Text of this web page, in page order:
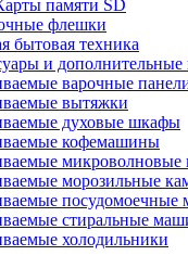
памяти SD
флешки
бытовая техника
и
варочные
вытяжки
духовые шкафы
кофемашины
микроволновые
морозильные
стиральные
холодильники